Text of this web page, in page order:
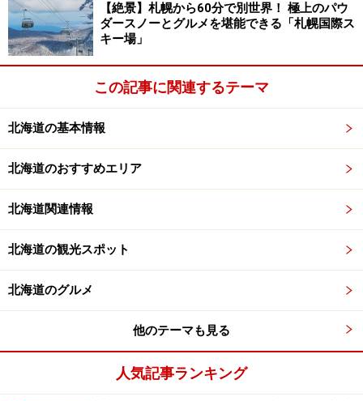
【絶景】札幌から60分で別世界！ 極上のパウ
ダースノーとグルメを堪能できる「札幌国際ス
キー場」
この記事に関連するテーマ
北海道の基本情報
北海道のおすすめエリア
北海道関連情報
北海道の観光スポット
北海道のグルメ
他のテーマも見る
人気記事ランキング